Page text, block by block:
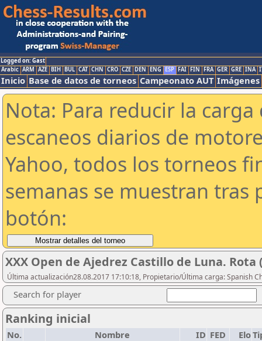
Logged on: Gast
Arabic ARM AZE BIH BUL CAT CHN CRO CZE DEN ENG ESP FAI FIN FRA GER GRE INA
Inicio Base de datos de torneos Campeonato AUT Imágenes
Nota: Para reducir la
escaneos diarios de
Yahoo, todos los torneos
semanas se muestran tras
botón:
XXX Open de Ajedrez Castillo de Luna. Rota
Última actualización28.08.2017 17:10:18, Propietario/Última carga: Spanish
Search for player
Ranking inicial
No. Nombre ID FED Elo